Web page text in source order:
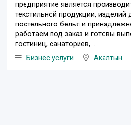
предприятие является
текстильной продукции, изделий
постельного белья и
работаем под заказ и готовы
гостиниц, санаториев, ...
Бизнес услуги
Акалтын